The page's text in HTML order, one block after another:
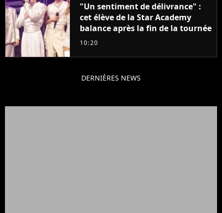
"Un sentiment de délivrance" :
cet élève de la Star Academy
balance après la fin de la tournée
10:20
DERNIÈRES NEWS